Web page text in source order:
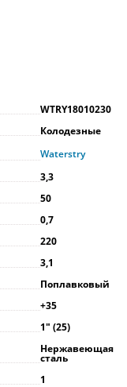
WTRY18010230
Колодезные
Waterstry
3,3
50
0,7
220
3,1
Поплавковый
+35
1ʺ (25)
Нержавеющая
сталь
1